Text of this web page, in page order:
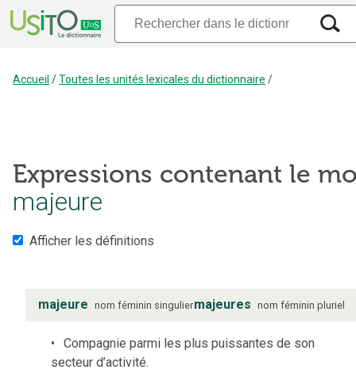
Accueil /Toutes les unités lexicales du dictionnaire /
Expressions contenant le
majeure
Afficher les définitions
majeure nom féminin singuliermajeures nom féminin pluriel
Compagnie parmi les plus puissantes de son
secteur d’activité.